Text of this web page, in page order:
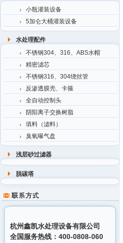
小瓶灌装设备
5加仑大桶灌装设备
水处理配件
不锈钢304、316、ABS水帽
精密滤芯
不锈钢316、304绕丝管
反渗透膜壳、卡箍
全自动控制头
阴阳离子交换树脂
填料（滤料）
臭氧曝气盘
浅层砂过滤器
脱碳塔
杭州鑫凯水处理设备有限公司
全国服务热线：400-0808-060